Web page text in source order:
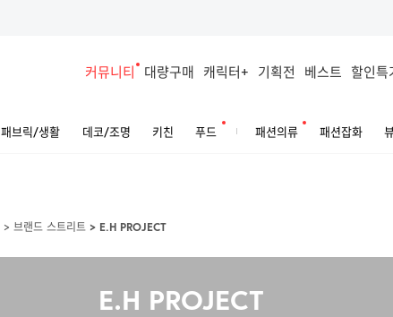
커뮤니티 대량구매 캐릭터+ 기획전 베스트 할인특
패브릭/생활 데코/조명 키친 푸드 패션의류 패션잡화
> 브랜드 스트리트 > E.H PROJECT
E.H PROJECT